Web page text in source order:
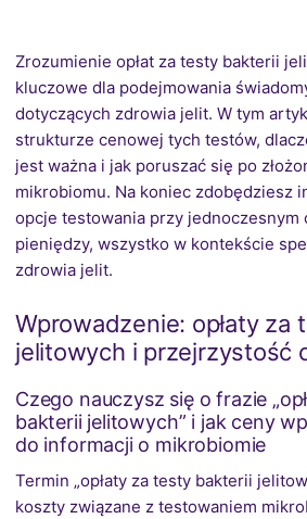
Zrozumienie opłat za testy bakterii
kluczowe dla podejmowania
dotyczących zdrowia jelit. W tym
strukturze cenowej tych testów,
jest ważna i jak poruszać się po
mikrobiomu. Na koniec zdobędziesz
opcje testowania przy jednoczesnym
pieniędzy, wszystko w kontekście
zdrowia jelit.
Wprowadzenie: opłaty za
jelitowych i przejrzystość
Czego nauczysz się o frazie
bakterii jelitowych” i jak ceny
do informacji o mikrobiomie
Termin „opłaty za testy bakterii
koszty związane z testowaniem